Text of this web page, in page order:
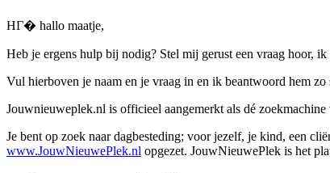
HГ� hallo maatje,
Heb je ergens hulp bij nodig? Stel mij gerust een vraag hoor, ik
Vul hierboven je naam en je vraag in en ik beantwoord hem
Jouwnieuweplek.nl is officieel aangemerkt als dé
Je bent op zoek naar dagbesteding; voor jezelf, je kind, een
www.JouwNieuwePlek.nl opgezet. JouwNieuwePlek is het